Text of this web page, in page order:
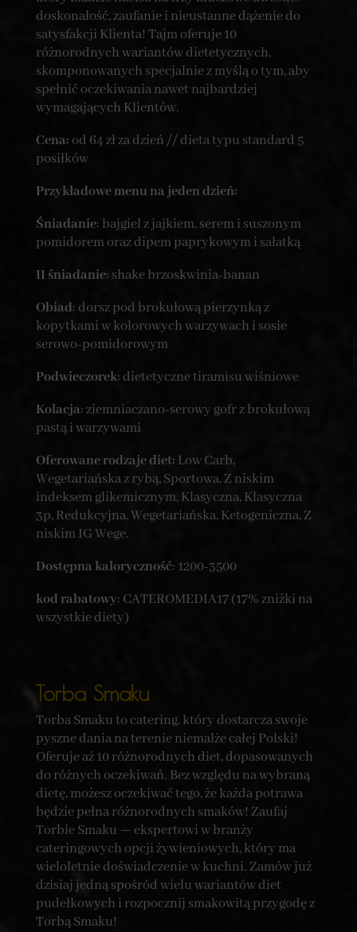
doskonałość, zaufanie i nieustanne dążenie do
satysfakcji Klienta! Tajm oferuje 10
różnorodnych wariantów dietetycznych,
skomponowanych specjalnie z myślą o tym, aby
spełnić oczekiwania nawet najbardziej
wymagających Klientów.
Cena: od 64 zł za dzień // dieta typu standard 5
posiłków
Przykładowe menu na jeden dzień:
Śniadanie: bajgiel z jajkiem, serem i suszonym
pomidorem oraz dipem paprykowym i sałatką
II śniadanie: shake brzoskwinia-banan
Obiad: dorsz pod brokułową pierzynką z
kopytkami w kolorowych warzywach i sosie
serowo-pomidorowym
Podwieczorek: dietetyczne tiramisu wiśniowe
Kolacja: ziemniaczano-serowy gofr z brokułową
pastą i warzywami
Oferowane rodzaje diet: Low Carb,
Wegetariańska z rybą, Sportowa, Z niskim
indeksem glikemicznym, Klasyczna, Klasyczna
3p, Redukcyjna, Wegetariańska, Ketogeniczna, Z
niskim IG Wege.
Dostępna kaloryczność: 1200-3500
kod rabatowy: CATEROMEDIA17 (17% zniżki na
wszystkie diety)
Torba Smaku
Torba Smaku to catering, który dostarcza swoje
pyszne dania na terenie niemalże całej Polski!
Oferuje aż 10 różnorodnych diet, dopasowanych
do różnych oczekiwań. Bez względu na wybraną
dietę, możesz oczekiwać tego, że każda potrawa
będzie pełna różnorodnych smaków! Zaufaj
Torbie Smaku — ekspertowi w branży
cateringowych opcji żywieniowych, który ma
wieloletnie doświadczenie w kuchni. Zamów już
dzisiaj jedną spośród wielu wariantów diet
pudełkowych i rozpocznij smakowitą przygodę z
Torbą Smaku!